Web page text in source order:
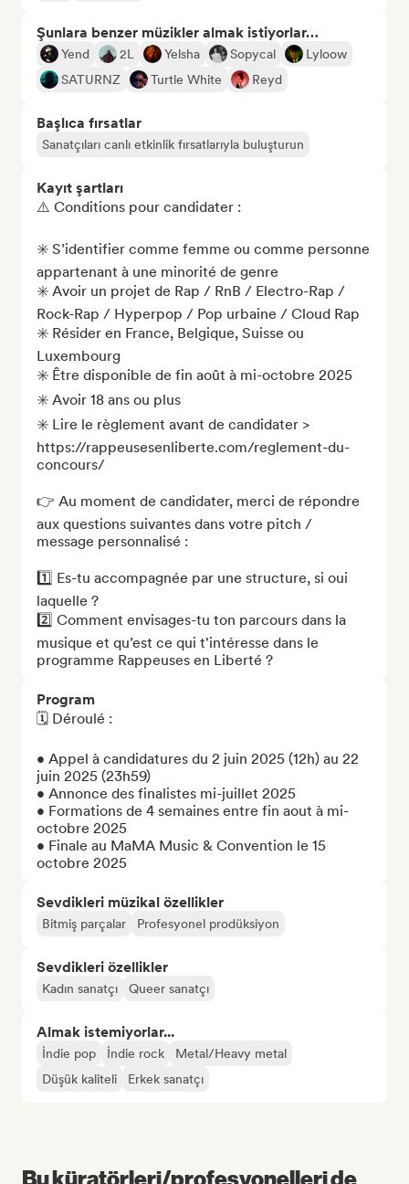
Şunlara benzer müzikler almak istiyorlar…
Yend 2L Yelsha Sopycal
Lyloow
SATURNZ
Turtle White Reyd
Başlıca fırsatlar
Sanatçıları canlı etkinlik fırsatlarıyla buluşturun
Kayıt şartları
⚠️ Conditions pour candidater :
✳️ S’identifier comme femme ou comme personne
appartenant à une minorité de genre
✳️ Avoir un projet de Rap / RnB / Electro-Rap /
Rock-Rap / Hyperpop / Pop urbaine / Cloud Rap
✳️ Résider en France, Belgique, Suisse ou
Luxembourg
✳️ Être disponible de fin août à mi-octobre 2025
✳️ Avoir 18 ans ou plus
✳️ Lire le règlement avant de candidater >
https://rappeusesenliberte.com/reglement-du-
concours/
👉 Au moment de candidater, merci de répondre
aux questions suivantes dans votre pitch /
message personnalisé :
1️⃣ Es-tu accompagnée par une structure, si oui
laquelle ?
2️⃣ Comment envisages-tu ton parcours dans la
musique et qu’est ce qui t'intéresse dans le
programme Rappeuses en Liberté ?
Program
🗓️ Déroulé :
• Appel à candidatures du 2 juin 2025 (12h) au 22
juin 2025 (23h59)
• Annonce des finalistes mi-juillet 2025
• Formations de 4 semaines entre fin aout à mi-
octobre 2025
• Finale au MaMA Music & Convention le 15
octobre 2025
Sevdikleri müzikal özellikler
Bitmiş parçalar Profesyonel prodüksiyon
Sevdikleri özellikler
Kadın sanatçı Queer sanatçı
Almak istemiyorlar...
İndie pop İndie rock
Metal/Heavy metal
Düşük kaliteli
Erkek sanatçı
Bu küratörleri/profesyonelleri de